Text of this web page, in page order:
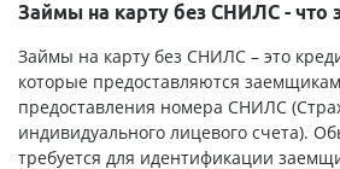
Займы на карту без СНИЛС - что
Займы на карту без СНИЛС – это
которые предоставляются
предоставления номера СНИЛС
индивидуального лицевого счета).
требуется для идентификации